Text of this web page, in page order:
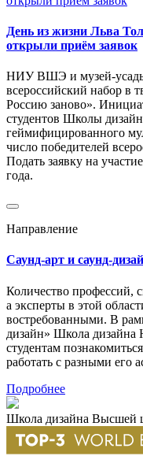
День из жизни Льва
открыли приём заявок
НИУ ВШЭ и музей-
всероссийский набор в
Россию заново».
студентов Школы
геймифицированного
число победителей
Подать заявку на
года.
Направление
Саунд-арт и саунд-
Количество профессий,
а эксперты в этой
востребованными. В
дизайн» Школа
студентам
работать с разными его
Подробнее
Школа дизайна Высшей